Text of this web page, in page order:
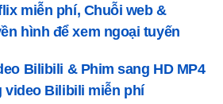
miễn phí, Chuỗi web &
hình để xem ngoại tuyến
Bilibili & Phim sang HD MP4
Bilibili miễn phí